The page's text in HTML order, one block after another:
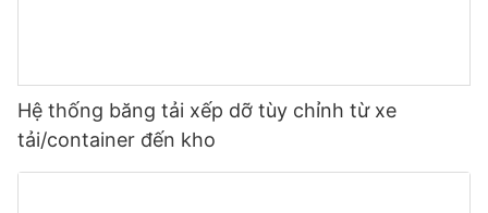
Hệ thống băng tải xếp dỡ tùy chỉnh từ xe
tải/container đến kho